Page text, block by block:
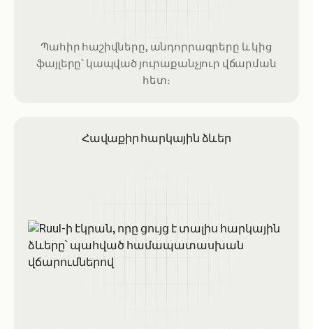
Պահիր հաշիվները, անդորրագրերը և կից
ֆայլերը՝ կապված յուրաքանչյուր վճարման
հետ։
Հավաքիր հարկային ձևեր